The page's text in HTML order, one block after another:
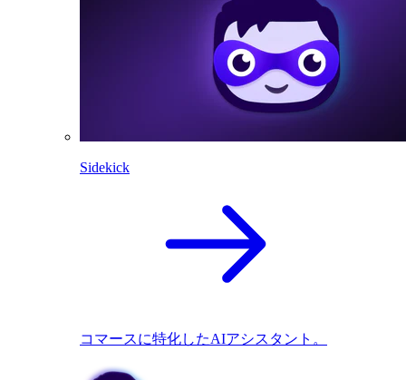
Sidekick
コマースに特化したAIアシスタント。